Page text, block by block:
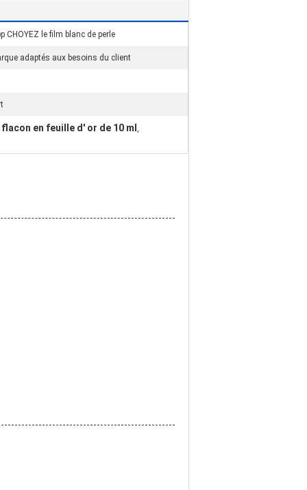
CHOYEZ le film blanc de perle
adaptés aux besoins du client
en feuille d' or de 10 ml ,